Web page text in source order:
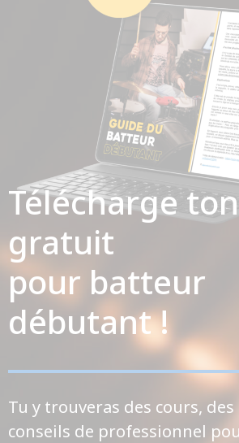
Télécharge
gratuit
pour batteur
débutant !
Tu y trouveras des cours, des
conseils de professionnel